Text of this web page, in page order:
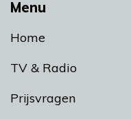
Menu
Home
TV & Radio
Prijsvragen